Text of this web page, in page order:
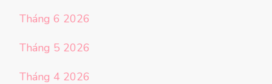
Tháng 6 2026
Tháng 5 2026
Tháng 4 2026